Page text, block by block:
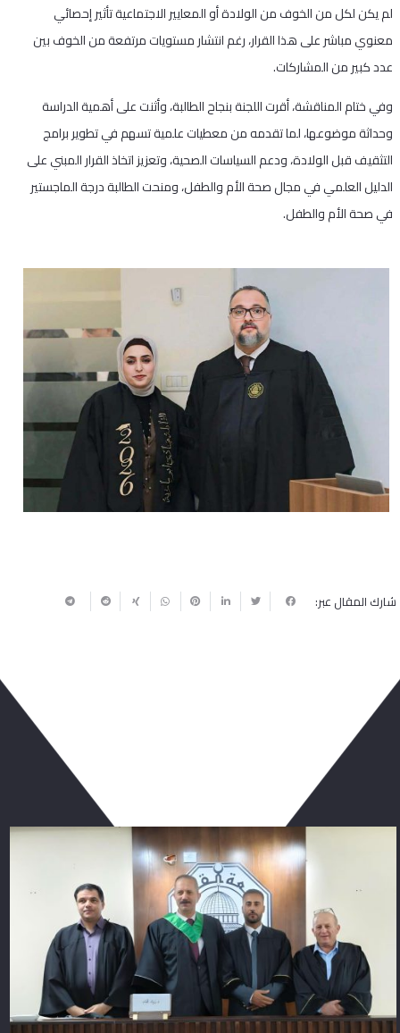
لم يكن لكل من الخوف من الولادة أو المعايير الاجتماعية تأثير إحصائي
معنوي مباشر على هذا القرار، رغم انتشار مستويات مرتفعة من الخوف بين
عدد كبير من المشاركات.
وفي ختام المناقشة، أقرت اللجنة بنجاح الطالبة، وأثنت على أهمية الدراسة
وحداثة موضوعها، لما تقدمه من معطيات علمية تسهم في تطوير برامج
التثقيف قبل الولادة، ودعم السياسات الصحية، وتعزيز اتخاذ القرار المبني على
الدليل العلمي في مجال صحة الأم والطفل، ومنحت الطالبة درجة الماجستير
في صحة الأم والطفل.
شارك المقال عبر: